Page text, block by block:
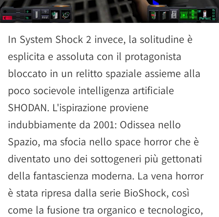
In System Shock 2 invece, la solitudine è
esplicita e assoluta con il protagonista
bloccato in un relitto spaziale assieme alla
poco socievole intelligenza artificiale
SHODAN. L'ispirazione proviene
indubbiamente da 2001: Odissea nello
Spazio, ma sfocia nello space horror che è
diventato uno dei sottogeneri più gettonati
della fantascienza moderna. La vena horror
è stata ripresa dalla serie BioShock, così
come la fusione tra organico e tecnologico,